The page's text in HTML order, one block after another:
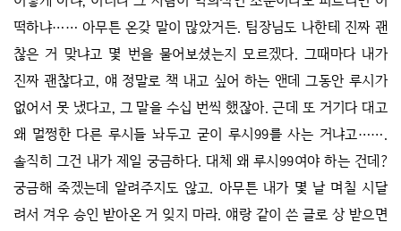
떡하냐…… 아무튼 온갖 말이 많았거든. 팀장님도 나한테 진짜 괜
찮은 거 맞냐고 몇 번을 물어보셨는지 모르겠다. 그때마다 내가
진짜 괜찮다고, 얘 정말로 책 내고 싶어 하는 앤데 그동안 루시가
없어서 못 냈다고, 그 말을 수십 번씩 했잖아. 근데 또 거기다 대고
왜 멀쩡한 다른 루시들 놔두고 굳이 루시99를 사는 거냐고…….
솔직히 그건 내가 제일 궁금하다. 대체 왜 루시99여야 하는 건데?
궁금해 죽겠는데 알려주지도 않고. 아무튼 내가 몇 날 며칠 시달
려서 겨우 승인 받아온 거 잊지 마라. 얘랑 같이 쓴 글로 상 받으면